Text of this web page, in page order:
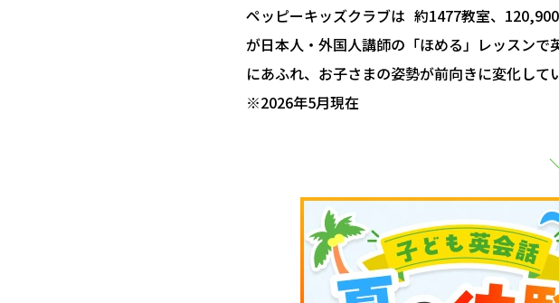
ペッピーキッズクラブは 約1477教室、
が日本人・外国人講師の「ほめる」レッスン
にあふれ、お子さまの姿勢が前向きに変化して
※2026年5月現在